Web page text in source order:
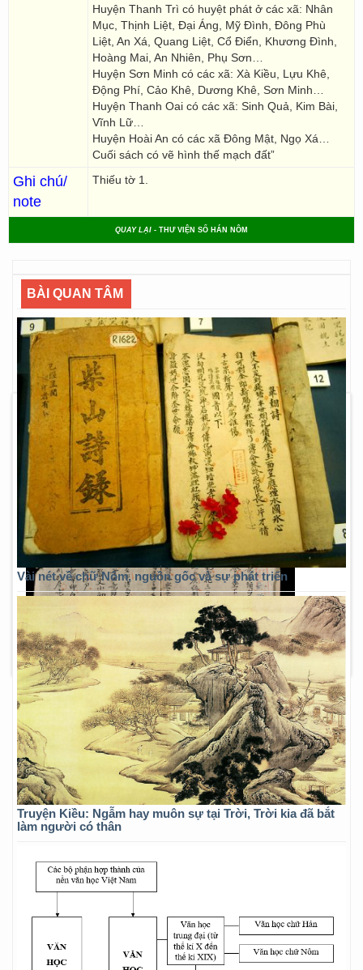
Huyện Thanh Trì có huyệt phát ở các xã: Nhân
Mục, Thịnh Liệt, Đại Áng, Mỹ Đình, Đông Phù
Liệt, An Xá, Quang Liệt, Cổ Điển, Khương Đình,
Hoàng Mai, An Nhiên, Phụ Sơn…
Huyện Sơn Minh có các xã: Xà Kiều, Lựu Khê,
Động Phí, Cảo Khê, Dương Khê, Sơn Minh…
Huyện Thanh Oai có các xã: Sinh Quả, Kim Bài,
Vĩnh Lữ…
Huyện Hoài An có các xã Đông Mật, Ngọ Xá…
Cuối sách có vẽ hình thế mạch đất”
Ghi chú/
note
Thiếu tờ 1.
QUAY LẠI - THƯ VIỆN SỐ HÁN NÔM
BÀI QUAN TÂM
Vài nét về chữ Nôm, nguồn gốc và sự phát triển
Truyện Kiều: Ngẫm hay muôn sự tại Trời, Trời kia đã bắt
làm người có thân